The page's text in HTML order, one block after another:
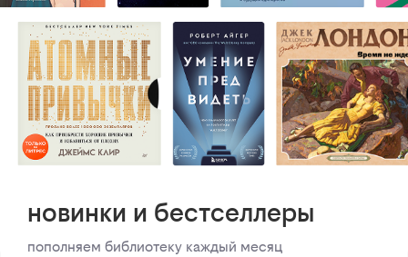
новинки и бестселлеры
пополняем библиотеку каждый месяц